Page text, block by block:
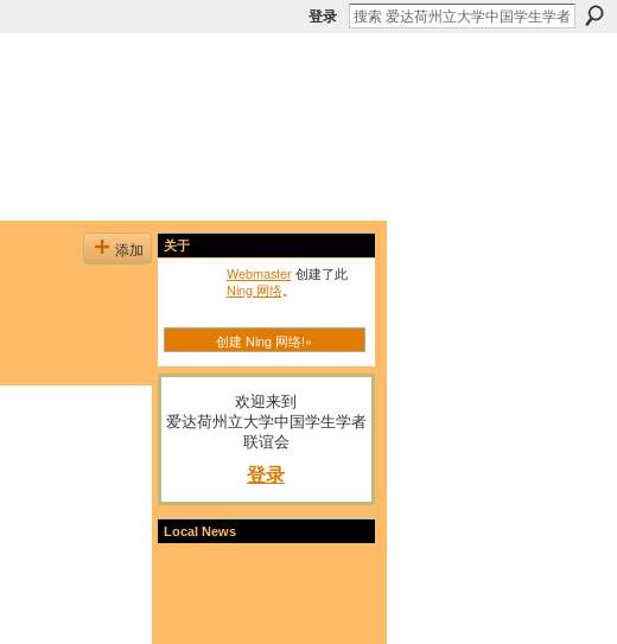
登录
添加 关于
Webmaster创建了此
Ning 网络。
创建 Ning 网络!»
欢迎来到
爱达荷州立大学中国学生学者
联谊会
登录
Local News